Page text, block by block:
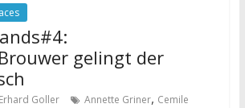
gelingt der
Erhard Goller Annette Griner, Cemile